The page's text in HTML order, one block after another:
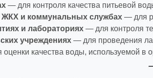
— для контроля качества питьевой
и коммунальных службах — для
и лабораториях — для контроля
учреждениях — для проведения
качества воды, используемой в